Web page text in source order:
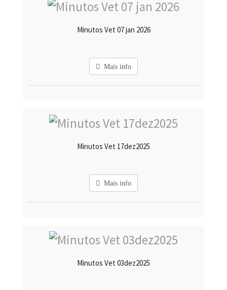
Minutos Vet 07 jan 2026
Mais info
Minutos Vet 17dez2025
Mais info
Minutos Vet 03dez2025